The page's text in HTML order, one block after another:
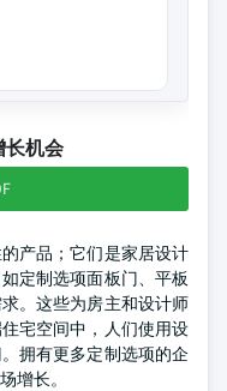
长机会
产品；它们是家居设计
定制选项面板门、平板
。这些为房主和设计师
宅空间中，人们使用设
拥有更多定制选项的企
增长。